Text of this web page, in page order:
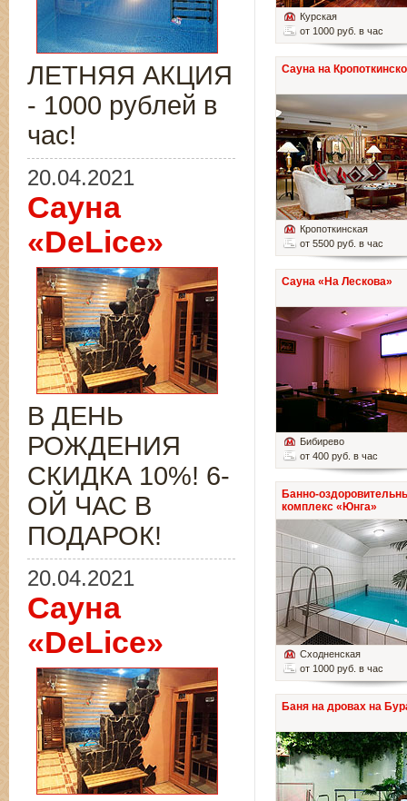
Курская
от 1000 руб. в час
Сауна на
Кропоткинская
от 5500 руб. в час
Сауна «На Лескова»
Бибирево
от 400 руб. в час
Банно-
комплекс «Юнга»
Сходненская
от 1000 руб. в час
Баня на дровах на
ЛЕТНЯЯ АКЦИЯ
- 1000 рублей в
час!
20.04.2021
Сауна
«DeLice»
В ДЕНЬ
РОЖДЕНИЯ
СКИДКА 10%! 6-
ОЙ ЧАС В
ПОДАРОК!
20.04.2021
Сауна
«DeLice»